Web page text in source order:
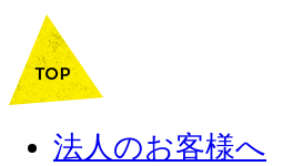
法人のお客様へ